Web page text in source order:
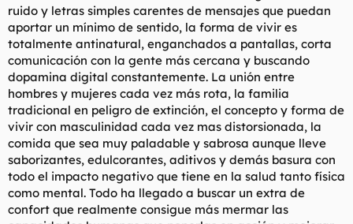
ruido y letras simples carentes de mensajes que puedan
aportar un mínimo de sentido, la forma de vivir es
totalmente antinatural, enganchados a pantallas, corta
comunicación con la gente más cercana y buscando
dopamina digital constantemente. La unión entre
hombres y mujeres cada vez más rota, la familia
tradicional en peligro de extinción, el concepto y forma de
vivir con masculinidad cada vez mas distorsionada, la
comida que sea muy paladable y sabrosa aunque lleve
saborizantes, edulcorantes, aditivos y demás basura con
todo el impacto negativo que tiene en la salud tanto física
como mental. Todo ha llegado a buscar un extra de
confort que realmente consigue más mermar las